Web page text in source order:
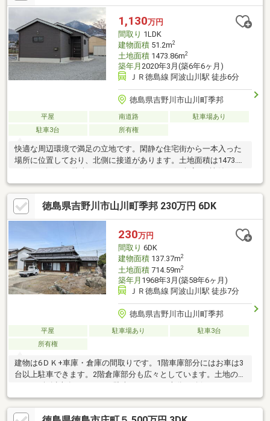
1,130万円
間取り 1LDK
建物面積51.2m2
土地面積1473.86m2
築年月 2020年3月(築6年6ヶ月)
ＪＲ徳島線 阿波山川駅 徒歩6分
徳島県吉野川市山川町季邦
平屋 南道路
駐車場あり
駐車3台
所有権
快適な周辺環境で満足の立地です。閑静な住宅街から一本入った
場所に位置しており、北側に接道があります。土地面積は1473.86
いる為、荷物の多い方も安心です。建物は2020年に建築された築
浅の1LDKの物件です。東側には農地もあり家庭菜園も楽しめま
す。阿波山川駅まで徒歩6分(468ｍ)、高越小学校まで徒歩24分
(1922ｍ)の立地です。ご希望があれば倉庫内の農機具もそのまま
徳島県吉野川市山川町季邦 230万円 6DK
230万円
間取り 6DK
建物面積137.37m2
土地面積714.59m2
築年月 1968年3月(築58年6ヶ月)
ＪＲ徳島線 阿波山川駅 徒歩7分
徳島県吉野川市山川町季邦
平屋 駐車場あり
駐車3台
所有権
建物は6ＤＫ+車庫・倉庫の間取りです。1階車庫部分にはお車は3
台以上駐車できます。2階倉庫部分も広々としています。土地の広
ます。また日当たりも良好です。建物の築年数は経過しています
が水洗トイレとなっています。マルナカ山川店まで徒歩11分